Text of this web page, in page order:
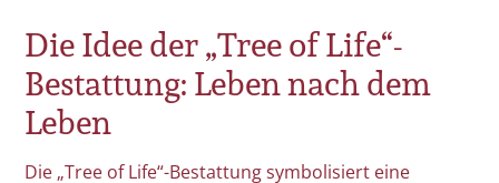
Die Idee der „Tree of Life“-
Bestattung: Leben nach dem
Leben
Die „Tree of Life“-Bestattung symbolisiert eine